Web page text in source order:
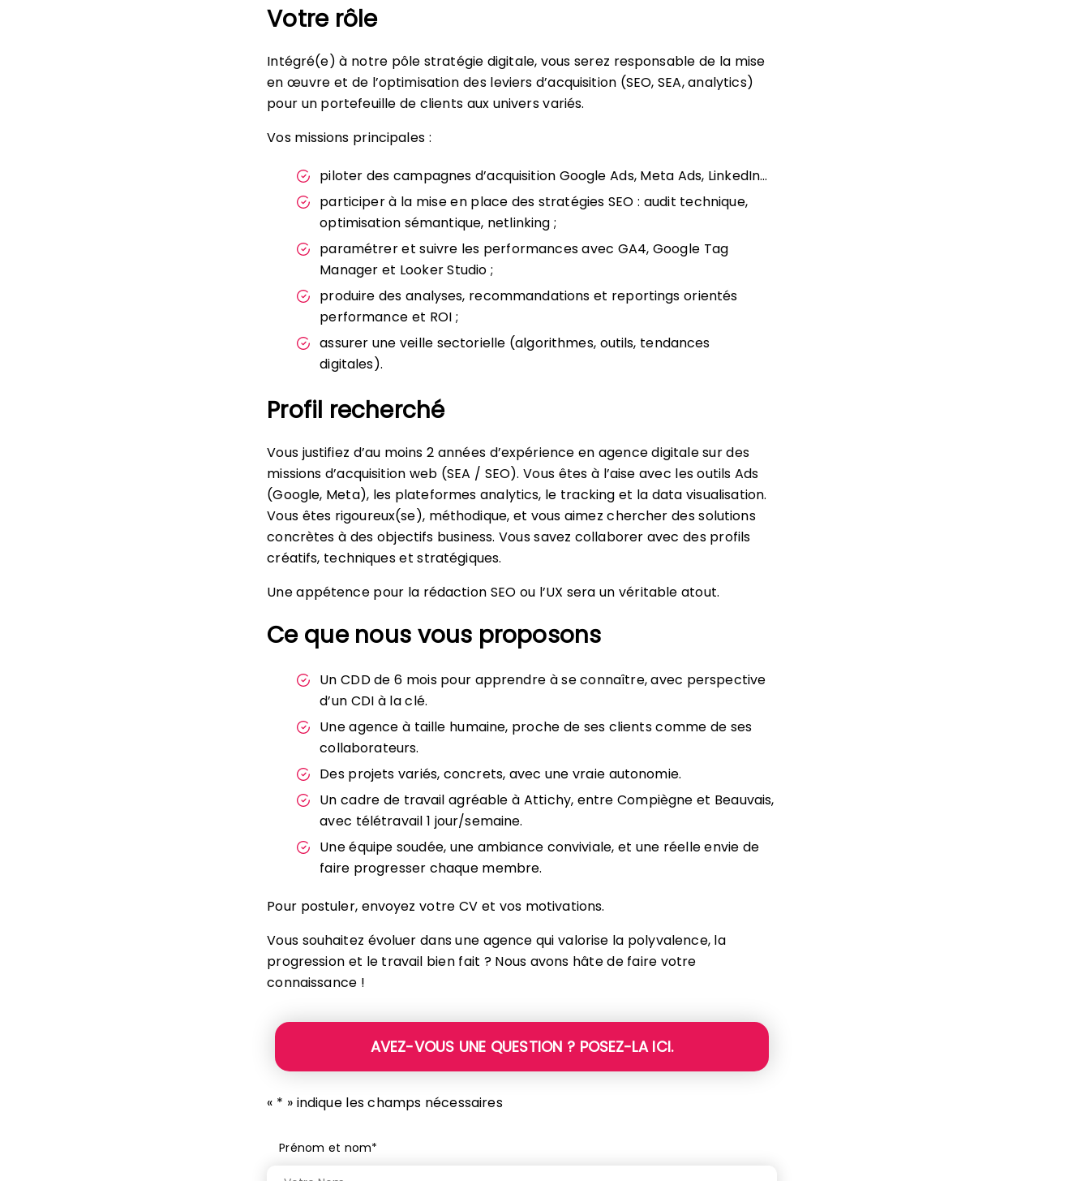
Votre rôle
Intégré(e) à notre pôle stratégie digitale, vous serez responsable de la mise
en œuvre et de l’optimisation des leviers d’acquisition (SEO, SEA, analytics)
pour un portefeuille de clients aux univers variés.
Vos missions principales :
piloter des campagnes d’acquisition Google Ads, Meta Ads, LinkedIn…
participer à la mise en place des stratégies SEO : audit technique,
optimisation sémantique, netlinking ;
paramétrer et suivre les performances avec GA4, Google Tag
Manager et Looker Studio ;
produire des analyses, recommandations et reportings orientés
performance et ROI ;
assurer une veille sectorielle (algorithmes, outils, tendances
digitales).
Profil recherché
Vous justifiez d’au moins 2 années d’expérience en agence digitale sur des
missions d’acquisition web (SEA / SEO). Vous êtes à l’aise avec les outils Ads
(Google, Meta), les plateformes analytics, le tracking et la data visualisation.
Vous êtes rigoureux(se), méthodique, et vous aimez chercher des solutions
concrètes à des objectifs business. Vous savez collaborer avec des profils
créatifs, techniques et stratégiques.
Une appétence pour la rédaction SEO ou l’UX sera un véritable atout.
Ce que nous vous proposons
Un CDD de 6 mois pour apprendre à se connaître, avec perspective
d’un CDI à la clé.
Une agence à taille humaine, proche de ses clients comme de ses
collaborateurs.
Des projets variés, concrets, avec une vraie autonomie.
Un cadre de travail agréable à Attichy, entre Compiègne et Beauvais,
avec télétravail 1 jour/semaine.
Une équipe soudée, une ambiance conviviale, et une réelle envie de
faire progresser chaque membre.
Pour postuler, envoyez votre CV et vos motivations.
Vous souhaitez évoluer dans une agence qui valorise la polyvalence, la
progression et le travail bien fait ? Nous avons hâte de faire votre
connaissance !
AVEZ-VOUS UNE QUESTION ? POSEZ-LA ICI.
« * » indique les champs nécessaires
Prénom et nom*